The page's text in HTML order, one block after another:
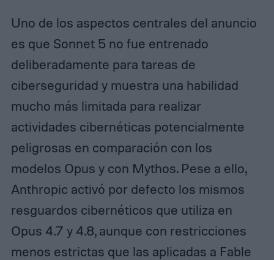
Uno de los aspectos centrales del anuncio
es que Sonnet 5 no fue entrenado
deliberadamente para tareas de
ciberseguridad y muestra una habilidad
mucho más limitada para realizar
actividades cibernéticas potencialmente
peligrosas en comparación con los
modelos Opus y con Mythos. Pese a ello,
Anthropic activó por defecto los mismos
resguardos cibernéticos que utiliza en
Opus 4.7 y 4.8, aunque con restricciones
menos estrictas que las aplicadas a Fable